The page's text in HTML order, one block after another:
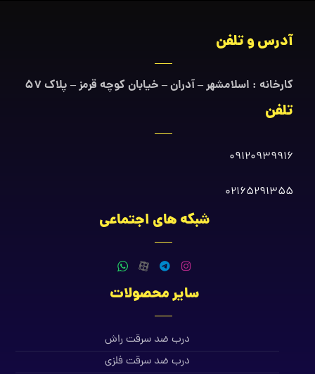
آدرس و تلفن
کارخانه : اسلامشهر – آدران – خیابان کوچه قرمز – پلاک ۵۷
تلفن
09120939916
02165291355
شبکه های اجتماعی
سایر محصولات
درب ضد سرقت راش
درب ضد سرقت فلزی